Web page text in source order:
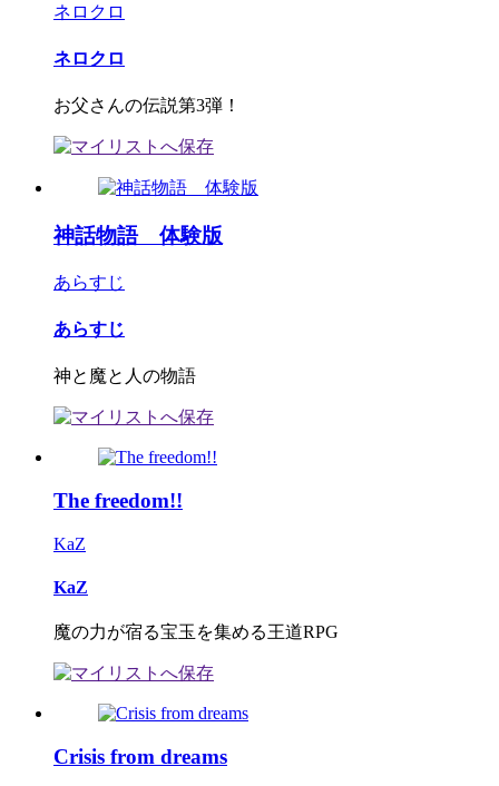
ネロクロ
ネロクロ
お父さんの伝説第3弾！
神話物語 体験版
あらすじ
あらすじ
神と魔と人の物語
The freedom!!
KaZ
KaZ
魔の力が宿る宝玉を集める王道RPG
Crisis from dreams